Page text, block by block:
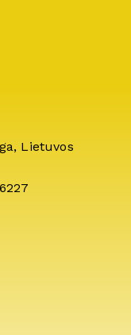
Lietuvos